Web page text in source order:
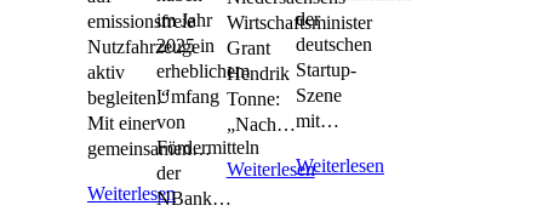
emissionsfreie
Nutzfahrzeuge
aktiv
begleiten.“
Mit einer
gemeinsamen…
Weiterlesen
im Jahr
2025 in
erheblichem
Umfang
von
Fördermitteln
der
NBank…
Wirtschaftsminister
Grant
Hendrik
Tonne:
„Nach…
Weiterlesen
der
deutschen
Startup-
Szene
mit…
Weiterlesen